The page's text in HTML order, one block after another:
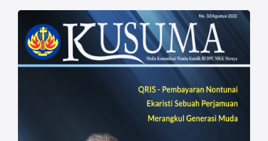
kepada martabat manusia. Semoga menjadi
berkat bagi keluarga, Gereja, dan
masyarakat.